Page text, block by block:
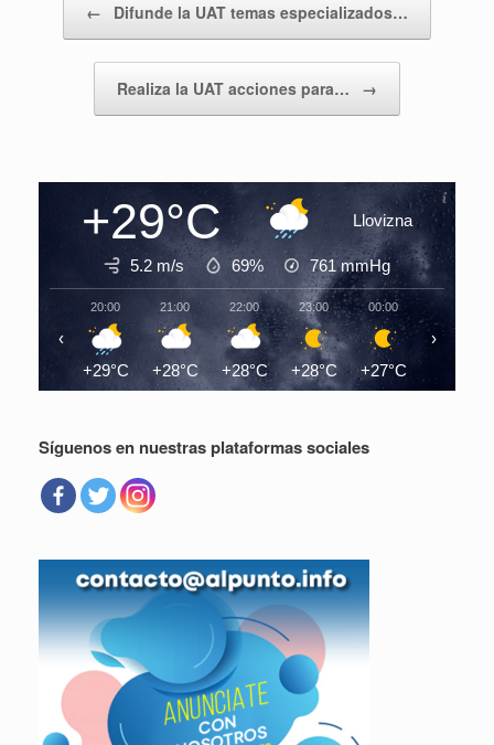
← Difunde la UAT temas especializados…
Realiza la UAT acciones para… →
+29°C Llovizna
5.2 m/s 69% 761mmHg
20:00
+29°C
21:00
+28°C
22:00
+28°C
23:00
+28°C
00:00
+27°C
‹ ›
Síguenos en nuestras plataformas sociales